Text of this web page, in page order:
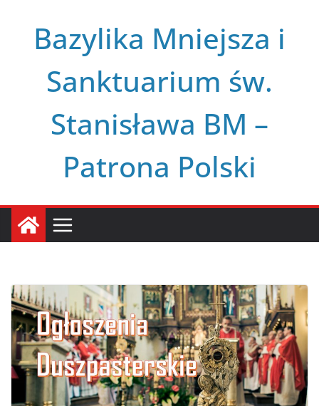
Bazylika Mniejsza i
Sanktuarium św.
Stanisława BM –
Patrona Polski